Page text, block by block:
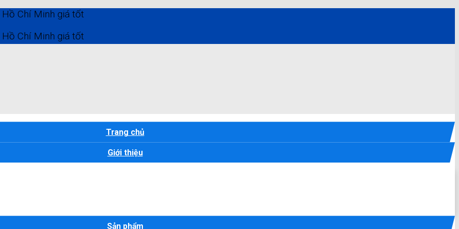
Minh giá tốt
Minh giá tốt
Trang chủ
Giới thiệu
Sản phẩm